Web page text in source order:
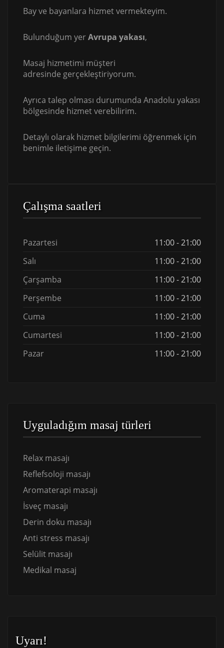
Bay ve bayanlara hizmet vermekteyim.
Bulunduğum yerAvrupa yakası,
Masaj hizmetimi müşteri
adresinde gerçekleştiriyorum.
Ayrıca talep olması durumunda Anadolu yakası
bölgesinde hizmet verebilirim.
Detaylı olarak hizmet bilgilerimi öğrenmek için
benimle iletişime geçin.
Çalışma saatleri
Pazartesi
11:00 - 21:00
Salı
11:00 - 21:00
Çarşamba
11:00 - 21:00
Perşembe
11:00 - 21:00
Cuma
11:00 - 21:00
Cumartesi
11:00 - 21:00
Pazar
11:00 - 21:00
Uyguladığım masaj türleri
Relax masajı
Reflefsoloji masajı
Aromaterapi masajı
İsveç masajı
Derin doku masajı
Anti stress masajı
Selülit masajı
Medikal masaj
Uyarı!